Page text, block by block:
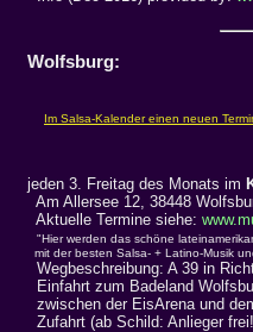
Wolfsburg:
jeden 3. Freitag des Monats im
Am Allersee 12, 38448
Aktuelle Termine siehe:
"Hier werden das schöne
mit der besten Salsa- + Latino-Musik
Wegbeschreibung: A 39 in
Einfahrt zum Badeland
zwischen der EisArena und
Zufahrt (ab Schild: Anlieger